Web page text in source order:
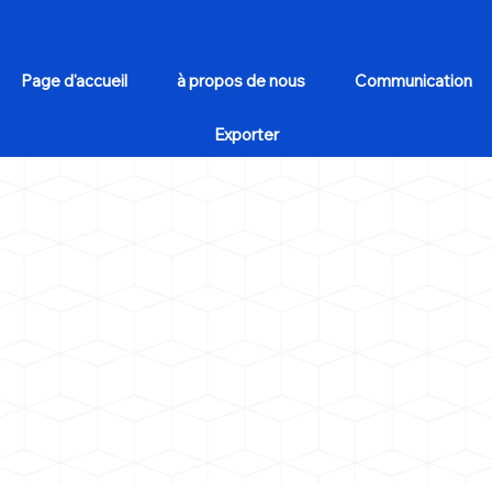
Page d'accueil à propos de nous Communication
Exporter